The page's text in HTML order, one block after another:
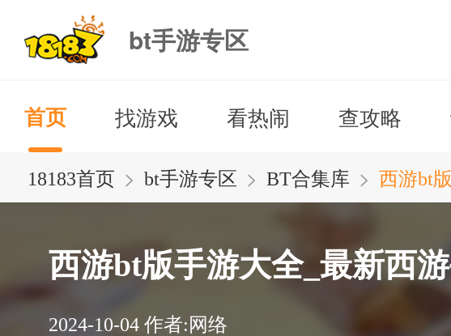
bt手游专区
首页 找游戏 看热闹 查攻略
18183首页 > bt手游专区 > BT合集库 > 西游bt
西游bt版手游大全_最新西
2024-10-04 作者:网络